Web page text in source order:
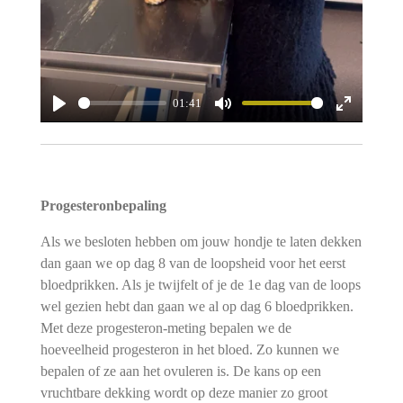
P
l
01:41
M
u
E
n
f
u
l
Progesteronbepaling
Als we besloten hebben om jouw hondje te laten dekken
dan gaan we op dag 8 van de loopsheid voor het eerst
bloedprikken. Als je twijfelt of je de 1e dag van de loops
wel gezien hebt dan gaan we al op dag 6 bloedprikken.
Met deze progesteron-meting bepalen we de
hoeveelheid progesteron in het bloed. Zo kunnen we
bepalen of ze aan het ovuleren is. De kans op een
vruchtbare dekking wordt op deze manier zo groot